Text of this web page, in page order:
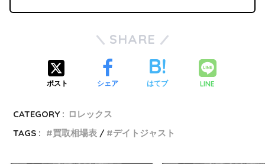
SHARE
ポスト シェア はてブ LINE
CATEGORY : ロレックス
TAGS :
買取相場表 デイトジャスト